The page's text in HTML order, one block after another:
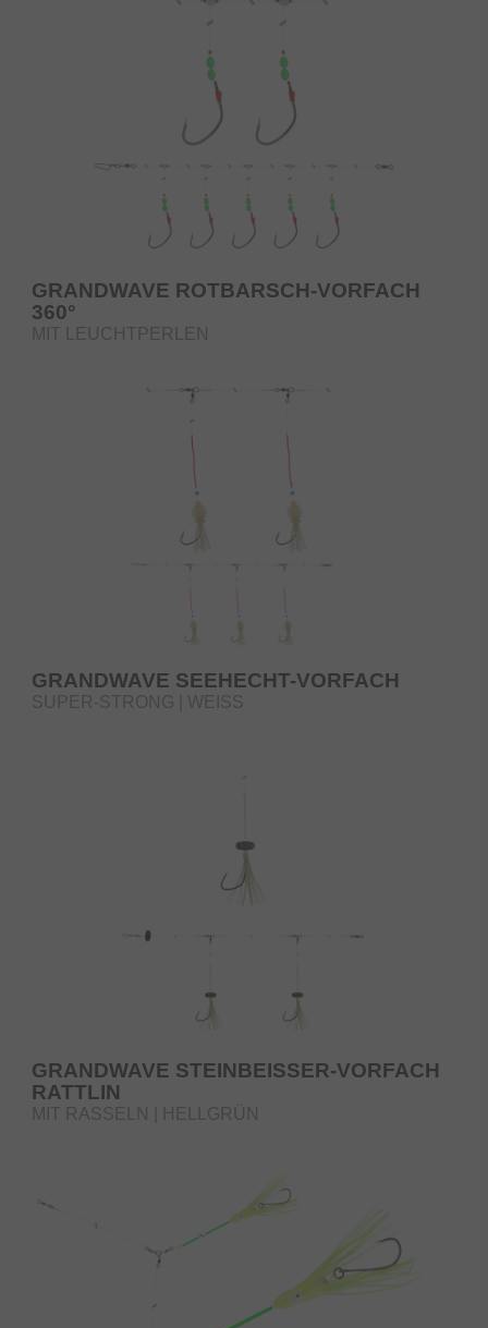
GRANDWAVE ROTBARSCH-VORFACH
360°
MIT LEUCHTPERLEN
GRANDWAVE SEEHECHT-VORFACH
SUPER-STRONG | WEISS
GRANDWAVE STEINBEISSER-VORFACH
RATTLIN
MIT RASSELN | HELLGRÜN